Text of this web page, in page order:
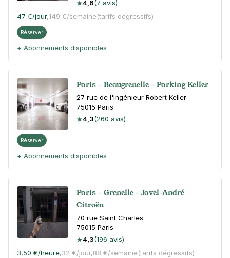
4,6(7 avis)
47 €/jour,149 €/semaine(tarifs dégressifs)
Réserver
+ Abonnements disponibles
Paris - Beaugrenelle - Parking Keller
27 rue de l'ingénieur Robert Keller
75015 Paris
4,3(260 avis)
Réserver
+ Abonnements disponibles
Paris - Grenelle - Javel-André
Citroën
70 rue Saint Charles
75015 Paris
4,3(196 avis)
3,50 €/heure,32 €/jour,88 €/semaine(tarifs dégressifs)